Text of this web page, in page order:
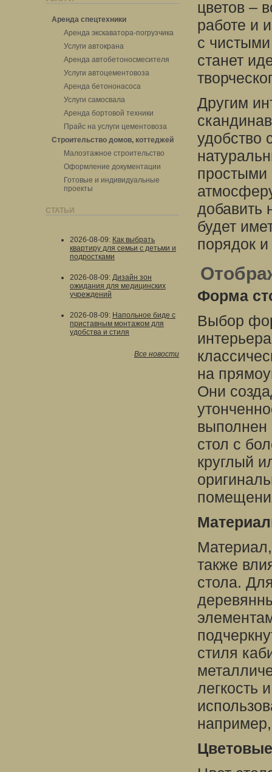
Аренда спецтехники
Аренда экскаватора-погрузчика
Услуги автокрана
Аренда автобетоносмесителя
Услуги автоцементовоза
Аренда бетононасоса
Услуги самосвала
Аренда бортовой техники
Прайс на услуги цементовоза
Строительство домов, коттеджей
Малоэтажное строительство
Оформление документации
Готовые и индивидуальные
проекты
СТАТЬИ
2026-08-09: Как выбрать
квартиру для семьи с детьми и
подростками
2026-08-09: Дизайн зон
ожидания для медицинских
учреждений
2026-08-09: Напольное биде с
приставным монтажом для
удобства и стиля
Все новости
цветов –
работе и
с
станет
Другим
удобство
добавить
будет
порядок
Форма
Выбор
на
Они
выполнен
стол с
круглый
также
стола.
стиля
легкость